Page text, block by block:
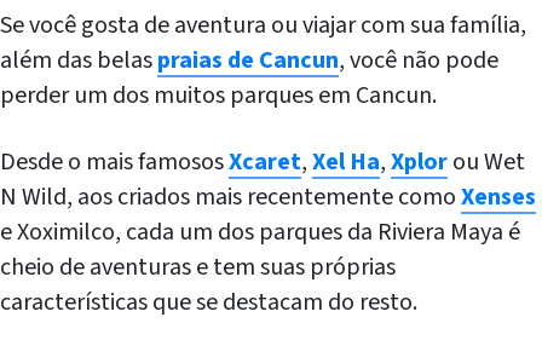
Se você gosta de aventura ou viajar com sua família,
além das belaspraias de Cancun, você não pode
perder um dos muitos parques em Cancun.
Desde o mais famososXcaret,Xel Ha,Xplorou Wet
N Wild, aos criados mais recentemente comoXenses
e Xoximilco, cada um dos parques da Riviera Maya é
cheio de aventuras e tem suas próprias
características que se destacam do resto.